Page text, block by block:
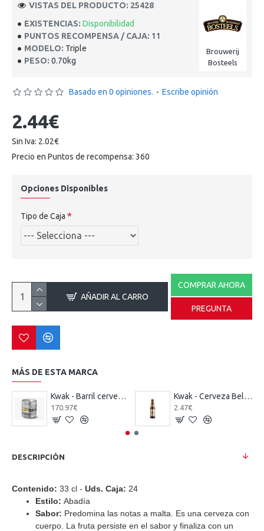
EXISTENCIAS: Disponibilidad
PUNTOS RECOMPENSA / CAJA: 11
MODELO: Triple
PESO: 0.70kg
Brouwerij
Bosteels
VISTAS DEL PRODUCTO: 25428
Basado en 0 opiniones. - Escribe opinión
2.44€
Sin Iva: 2.02€
Precio en Puntos de recompensa: 360
Opciones Disponibles
Tipo de Caja
AÑADIR AL CARRO
COMPRAR AHORA
PREGUNTA
MÁS DE ESTA MARCA
Kwak - Barril cerveza 30 Litros
170.97€
Kwak - Cerveza Belga Ale Fuerte 33 cl.
2.47€
DESCRIPCIÓN
Contenido: 33 cl - Uds. Caja: 24
Estilo: Abadía
Sabor: Predomina las notas a malta. Es una cerveza con
cuerpo. La fruta persiste en el sabor y finaliza con un